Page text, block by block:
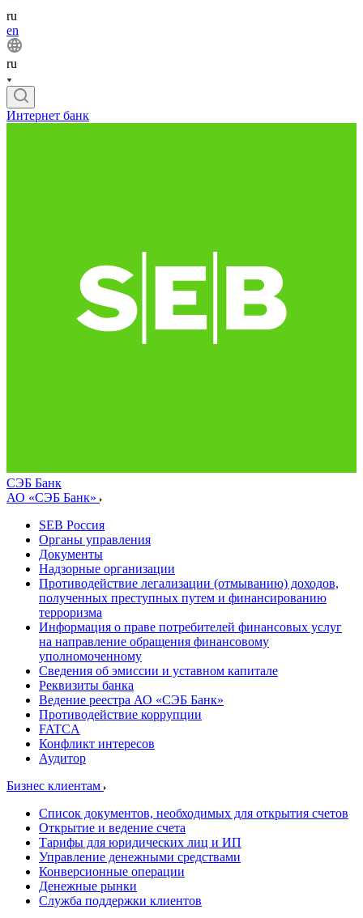
ru
en
ru
Интернет банк
СЭБ Банк
АО «СЭБ Банк»
SEB Россия
Органы управления
Документы
Надзорные организации
Противодействие легализации (отмыванию) доходов,
полученных преступных путем и финансированию
терроризма
Информация о праве потребителей финансовых услуг
на направление обращения финансовому
уполномоченному
Сведения об эмиссии и уставном капитале
Реквизиты банка
Ведение реестра АО «СЭБ Банк»
Противодействие коррупции
FATCA
Конфликт интересов
Аудитор
Бизнес клиентам
Список документов, необходимых для открытия счетов
Открытие и ведение счета
Тарифы для юридических лиц и ИП
Управление денежными средствами
Конверсионные операции
Денежные рынки
Служба поддержки клиентов